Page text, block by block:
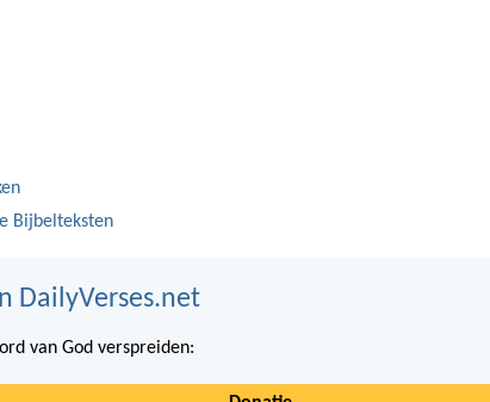
Bijbelteksten
DailyVerses.net
van God verspreiden: